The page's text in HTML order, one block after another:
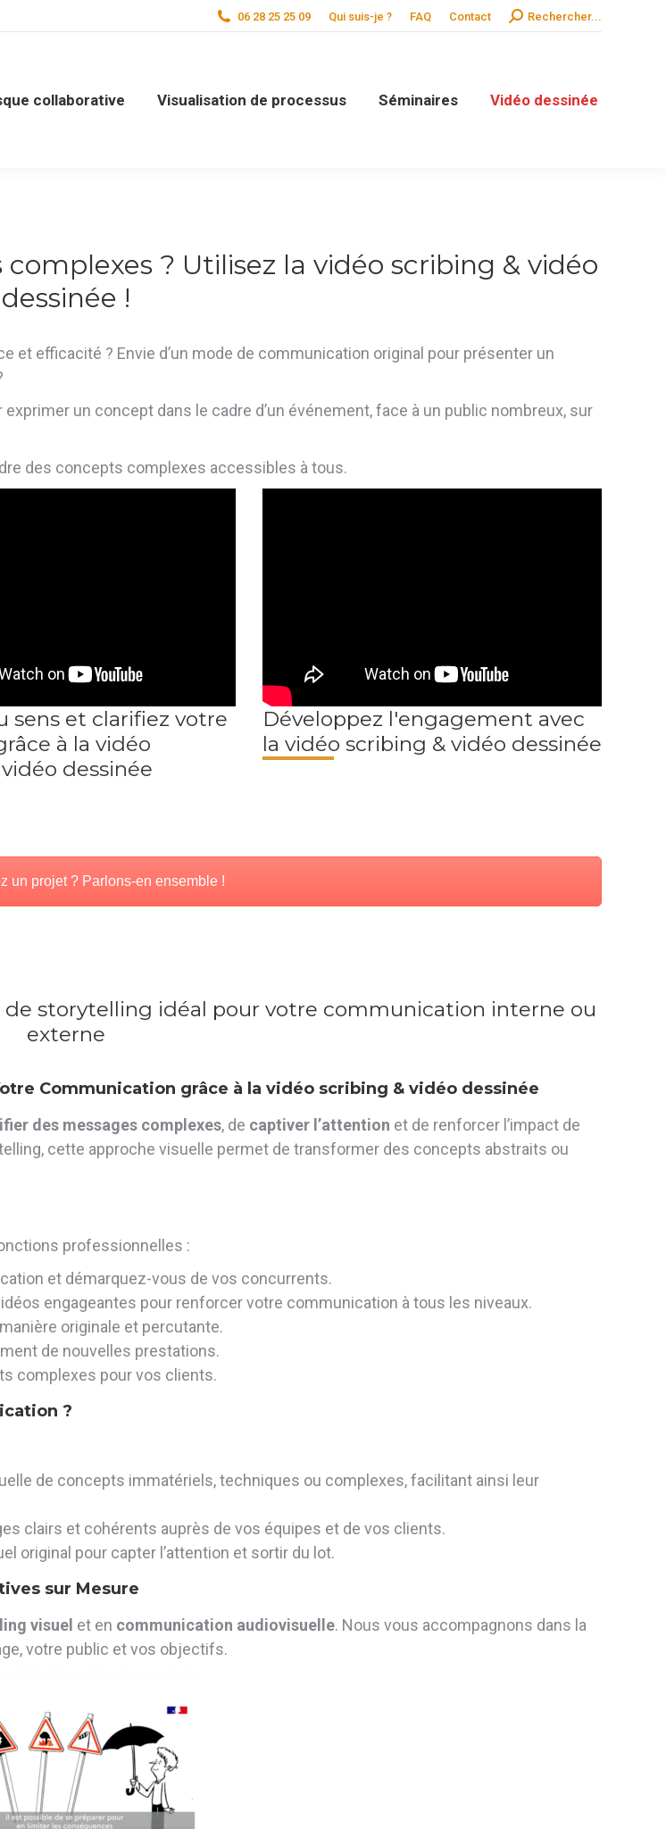
06 28 25 25 09 Qui suis-je ? FAQ Contact Search:Rechercher...
collaborative Visualisation de processus Séminaires Vidéo dessinée
? Utilisez la vidéo scribing & vidéo
dessinée !
efficacité ? Envie d’un mode de communication original pour présenter un
un concept dans le cadre d’un événement, face à un public nombreux, sur
des concepts complexes accessibles à tous.
sens et clarifiez votre
à la vidéo
dessinée
Développez l'engagement avec
la vidéo scribing & vidéo dessinée
un projet ? Parlons-en ensemble !
de storytelling idéal pour votre communication interne ou
externe
Communication grâce à la vidéo scribing & vidéo dessinée
des messages complexes, de captiver l’attention et de renforcer l’impact de
cette approche visuelle permet de transformer des concepts abstraits ou
professionnelles :
et démarquez-vous de vos concurrents.
engageantes pour renforcer votre communication à tous les niveaux.
originale et percutante.
de nouvelles prestations.
complexes pour vos clients.
?
de concepts immatériels, techniques ou complexes, facilitant ainsi leur
clairs et cohérents auprès de vos équipes et de vos clients.
original pour capter l’attention et sortir du lot.
sur Mesure
visuel et en communication audiovisuelle. Nous vous accompagnons dans la
votre public et vos objectifs.